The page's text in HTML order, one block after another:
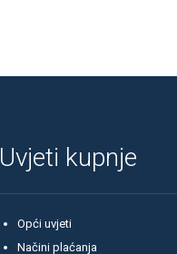
Uvjeti kupnje
Opći uvjeti
Načini plaćanja